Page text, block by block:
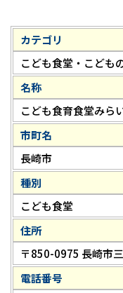
カテゴリ
こども食堂・こども
名称
こども食育食堂みら
市町名
長崎市
種別
こども食堂
住所
〒850-0975 長崎市
電話番号